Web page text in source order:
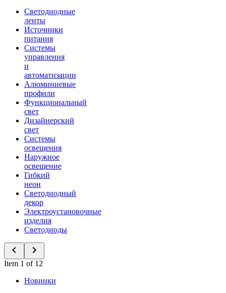
Светодиодные
ленты
Источники
питания
Системы
управления
и
автоматизации
Алюминиевые
профили
Функциональный
свет
Дизайнерский
свет
Системы
освещения
Наружное
освещение
Гибкий
неон
Светодиодный
декор
Электроустановочные
изделия
Светодиоды
Item 1 of 12
Новинки